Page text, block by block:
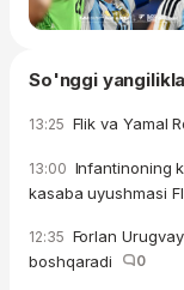
So'nggi
13:25 Flik va Yamal
13:00 Infantinoning
kasaba uyushmasi
12:35 Forlan
boshqaradi
0